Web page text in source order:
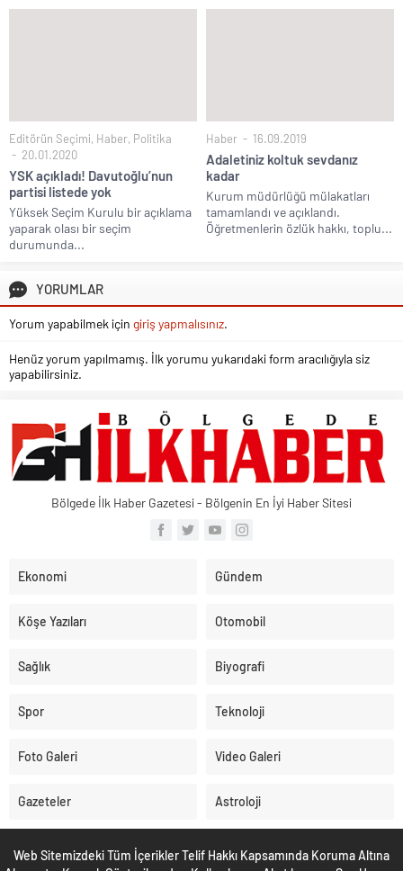
Editörün Seçimi, Haber, Politika
20.01.2020
YSK açıkladı! Davutoğlu’nun
partisi listede yok
Yüksek Seçim Kurulu bir açıklama
yaparak olası bir seçim
durumunda...
Haber 16.09.2019
Adaletiniz koltuk sevdanız
kadar
Kurum müdürlüğü mülakatları
tamamlandı ve açıklandı.
Öğretmenlerin özlük hakkı, toplu...
YORUMLAR
Yorum yapabilmek için giriş yapmalısınız.
Henüz yorum yapılmamış. İlk yorumu yukarıdaki form aracılığıyla siz
yapabilirsiniz.
Bölgede İlk Haber Gazetesi - Bölgenin En İyi Haber Sitesi
Ekonomi Gündem
Köşe Yazıları Otomobil
Sağlık Biyografi
Spor Teknoloji
Foto Galeri Video Galeri
Gazeteler Astroloji
Web Sitemizdeki Tüm İçerikler Telif Hakkı Kapsamında Koruma Altına